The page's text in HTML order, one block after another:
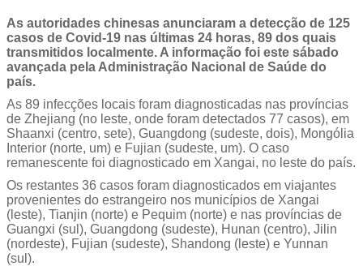
As autoridades chinesas anunciaram a detecção de 125
casos de Covid-19 nas últimas 24 horas, 89 dos quais
transmitidos localmente. A informação foi este sábado
avançada pela Administração Nacional de Saúde do
país.
As 89 infecções locais foram diagnosticadas nas províncias
de Zhejiang (no leste, onde foram detectados 77 casos), em
Shaanxi (centro, sete), Guangdong (sudeste, dois), Mongólia
Interior (norte, um) e Fujian (sudeste, um). O caso
remanescente foi diagnosticado em Xangai, no leste do país.
Os restantes 36 casos foram diagnosticados em viajantes
provenientes do estrangeiro nos municípios de Xangai
(leste), Tianjin (norte) e Pequim (norte) e nas províncias de
Guangxi (sul), Guangdong (sudeste), Hunan (centro), Jilin
(nordeste), Fujian (sudeste), Shandong (leste) e Yunnan
(sul).